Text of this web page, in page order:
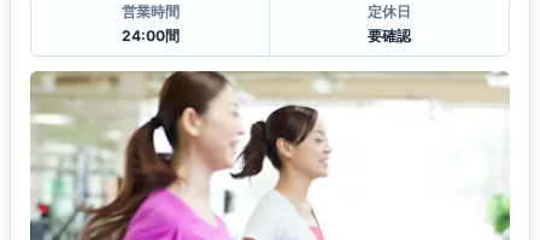
営業時間
24:00間
定休日
要確認